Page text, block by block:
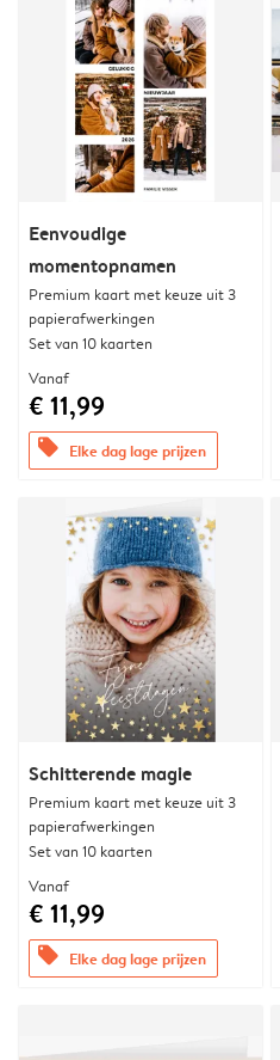
Eenvoudige
momentopnamen
Premium kaart met keuze uit 3
papierafwerkingen
Set van 10 kaarten
Vanaf
€ 11,99
offers Elke dag lage prijzen
Schitterende magie
Premium kaart met keuze uit 3
papierafwerkingen
Set van 10 kaarten
Vanaf
€ 11,99
offers Elke dag lage prijzen